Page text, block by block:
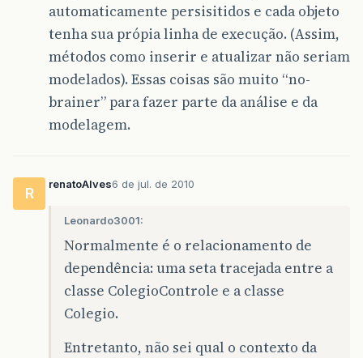
automaticamente persisitidos e cada objeto
tenha sua própia linha de execução. (Assim,
métodos como inserir e atualizar não seriam
modelados). Essas coisas são muito “no-
brainer” para fazer parte da análise e da
modelagem.
R
renatoAlves6 de jul. de 2010
Leonardo3001:
Normalmente é o relacionamento de
dependência: uma seta tracejada entre a
classe ColegioControle e a classe
Colegio.
Entretanto, não sei qual o contexto da